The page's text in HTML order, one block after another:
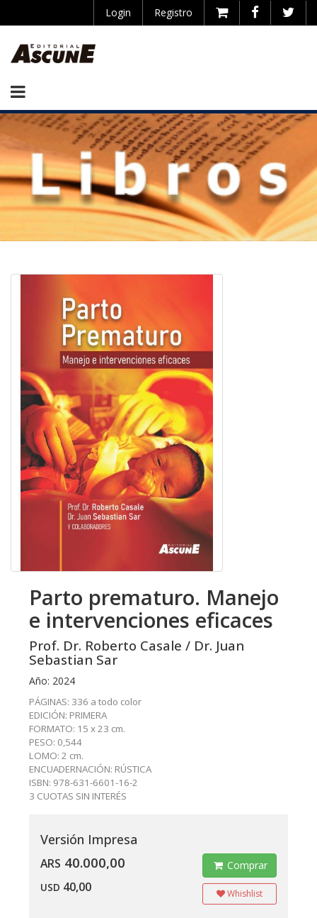
Login Registro
Parto prematuro. Manejo
e intervenciones eficaces
Prof. Dr. Roberto Casale / Dr. Juan
Sebastian Sar
Año: 2024
PÁGINAS: 336 a todo color
EDICIÓN: PRIMERA
FORMATO: 15 x 23 cm.
PESO: 0,544
LOMO: 2 cm.
ENCUADERNACIÓN: RÚSTICA
ISBN: 978-631-6601-16-2
3 CUOTAS SIN INTERÉS
Versión Impresa
ARS 40.000,00
USD 40,00
Comprar
Whishlist